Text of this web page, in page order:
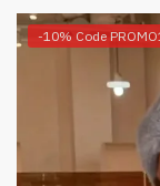
-10% Code